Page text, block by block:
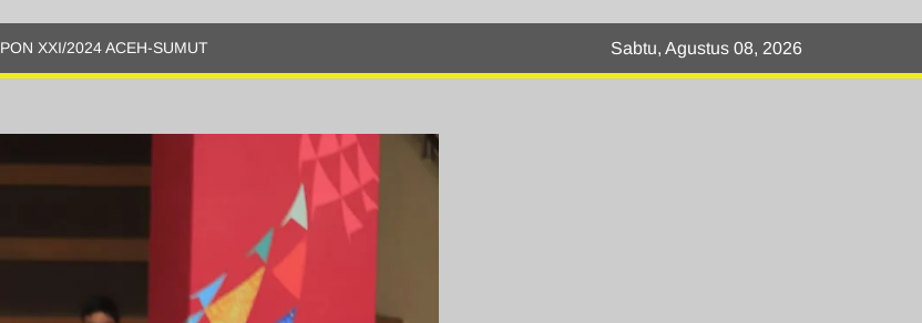
PON XXI/2024 ACEH-SUMUT Sabtu, Agustus 08, 2026